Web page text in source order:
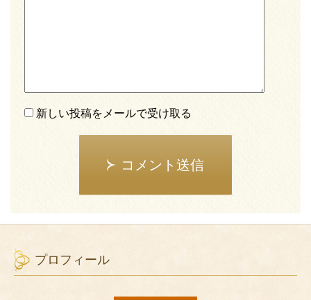
新しい投稿をメールで受け取る
コメント送信
プロフィール